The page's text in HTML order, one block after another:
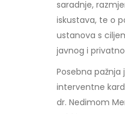
saradnje,
iskustava, te o
ustanova s
javnog i
Posebna
interventne
dr. Nedimom